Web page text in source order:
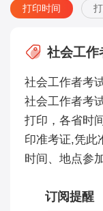
打印时间
社会工作
社会工作者考
社会工作者考
打印，各省时
印准考证,凭此
时间、地点参
订阅提醒